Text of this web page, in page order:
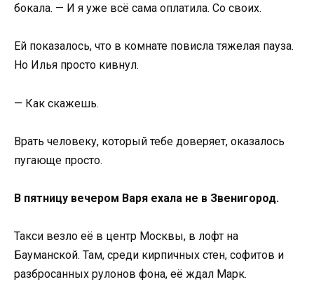
бокала. — И я уже всё сама оплатила. Со своих.
Ей показалось, что в комнате повисла тяжелая пауза.
Но Илья просто кивнул.
— Как скажешь.
Врать человеку, который тебе доверяет, оказалось
пугающе просто.
В пятницу вечером Варя ехала не в Звенигород.
Такси везло её в центр Москвы, в лофт на
Бауманской. Там, среди кирпичных стен, софитов и
разбросанных рулонов фона, её ждал Марк.